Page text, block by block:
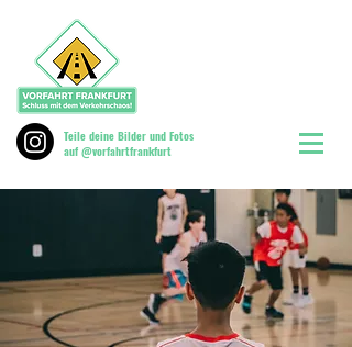
Teile deine Bilder und Fotos
auf @vorfahrtfrankfurt